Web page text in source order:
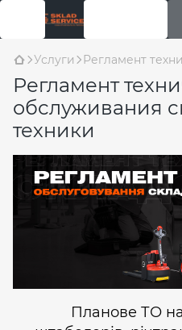
Услуги Регламент
Регламент
обслуживания
техники
Планове ТО